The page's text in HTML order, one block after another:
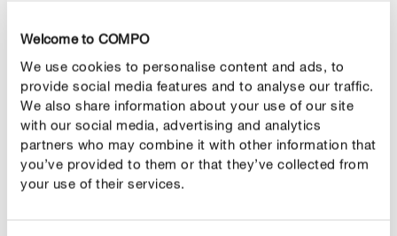
Welcome to COMPO
We use cookies to personalise content and ads, to
provide social media features and to analyse our traffic.
We also share information about your use of our site
with our social media, advertising and analytics
partners who may combine it with other information that
you’ve provided to them or that they’ve collected from
your use of their services.
dentro de casa antes da primeira geada. O hibisco gosta
os 12 e os 15°C.
Plantar:
No caso de ser uma planta de vaso, recomenda-se a
muda de ano em ano ou a cada dois anos na primavera.